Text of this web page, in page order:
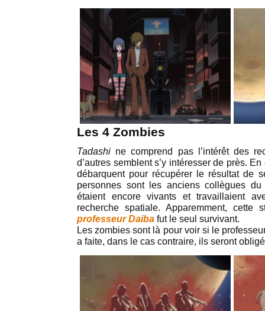
Les 4 Zombies
Tadashi ne comprend pas l’intérêt des
d’autres semblent s’y intéresser de près.
débarquent pour récupérer le résultat de
personnes sont les anciens collègues
étaient encore vivants et travaillaient
recherche spatiale. Apparemment,
professeur Daiba fut le seul survivant.
Les zombies sont là pour voir si le
a faite, dans le cas contraire, ils seront